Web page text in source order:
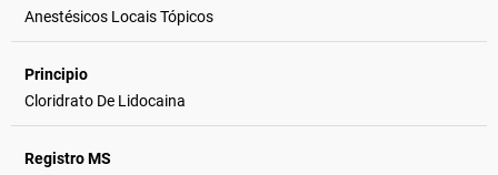
Anestésicos Locais Tópicos
Principio
Cloridrato De Lidocaina
Registro MS